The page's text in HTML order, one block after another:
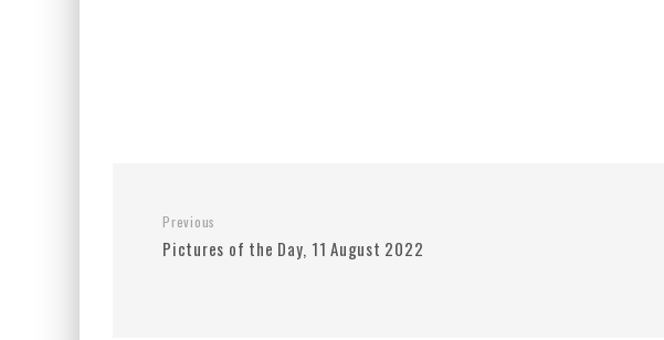
Previous
Pictures of the Day, 11 August 2022